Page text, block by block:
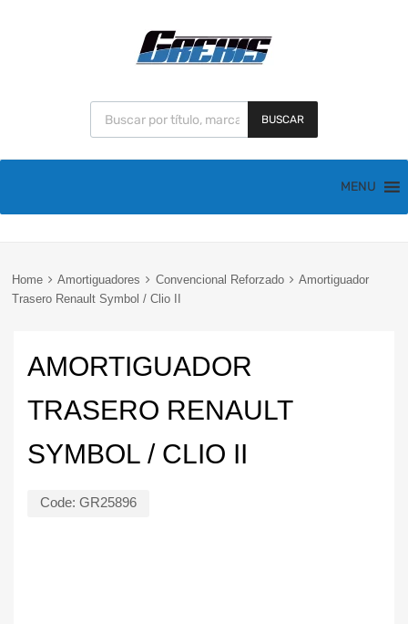
BUSCAR
MENU
Home Amortiguadores Convencional Reforzado
Amortiguador
Trasero Renault Symbol / Clio II
AMORTIGUADOR
TRASERO RENAULT
SYMBOL / CLIO II
Code: GR25896